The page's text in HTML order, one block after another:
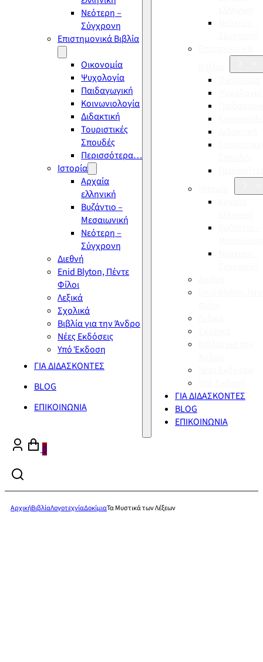
Νεότερη –
Σύγχρονη
Επιστημονικά Βιβλία
Οικονομία
Ψυχολογία
Παιδαγωγική
Κοινωνιολογία
Διδακτική
Τουριστικές
Σπουδές
Περισσότερα…
Ιστορία
Αρχαία
ελληνική
Βυζάντιο –
Μεσαιωνική
Νεότερη –
Σύγχρονη
Διεθνή
Enid Blyton, Πέντε
Φίλοι
Λεξικά
Σχολικά
Βιβλία για την Άνδρο
Νέες Εκδόσεις
Υπό Έκδοση
ΓΙΑ ΔΙΔΑΣΚΟΝΤΕΣ
BLOG
ΕΠΙΚΟΙΝΩΝΙΑ
ΓΙΑ ΔΙΔΑΣΚΟΝΤΕΣ
BLOG
ΕΠΙΚΟΙΝΩΝΙΑ
0
ΑρχικήΒιβλίαΛογοτεχνίαΔοκίμιαΤα Μυστικά των Λέξεων